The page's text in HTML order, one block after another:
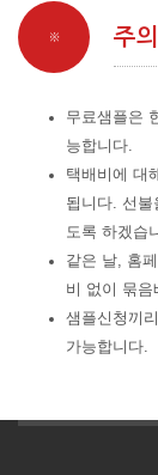
※ 주
무료샘플은
능합니다.
택배비에 대
됩니다. 선불
도록 하겠습
같은 날, 홈
비 없이 묶음
샘플신청끼
가능합니다.